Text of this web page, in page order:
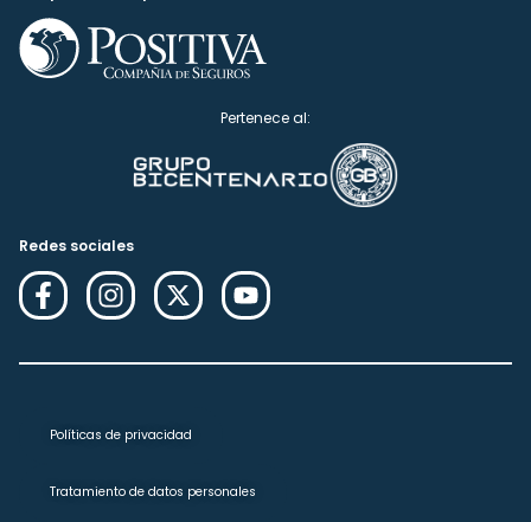
Pertenece al:
Redes sociales
Políticas de privacidad
Tratamiento de datos personales